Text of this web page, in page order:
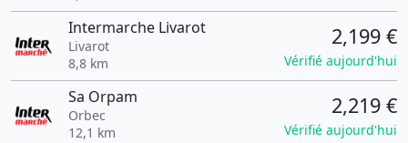
Intermarche Livarot
Livarot
8,8 km
2,199 €
Vérifié aujourd'hui
Sa Orpam
Orbec
12,1 km
2,219 €
Vérifié aujourd'hui